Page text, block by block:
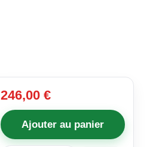
246,00 €
Ajouter au panier